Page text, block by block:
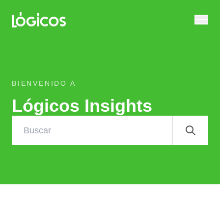
BIENVENIDO A
Lógicos Insights